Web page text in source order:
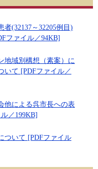
(32137～32205例目)
ファイル／94KB]
地域別構想（素案）に
いて [PDFファイル／
他による呉市長への表
／199KB]
ついて [PDFファイル